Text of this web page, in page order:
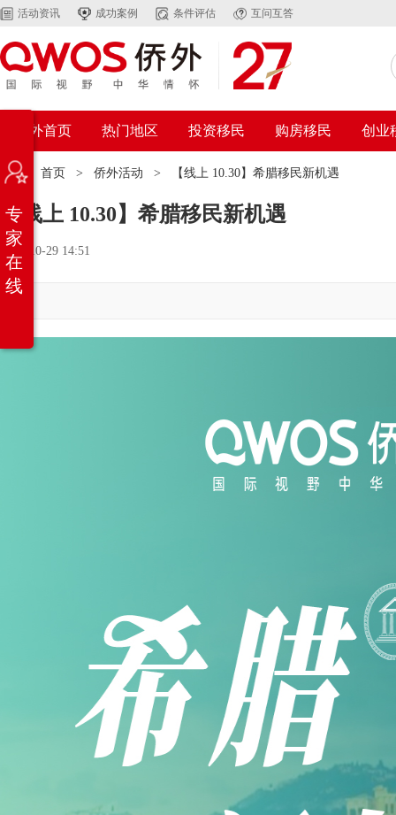
活动资讯 成功案例 条件评估 互问互答
侨外首页 热门地区 投资移民 购房移民 创业
位置： 首页 > 侨外活动 > 【线上 10.30】希腊移民新机遇
【线上 10.30】希腊移民新机遇
2024-10-29 14:51
专
家
在
线